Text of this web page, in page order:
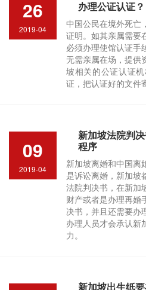
26
2019-04
办理公证认证？
中国公民在境外死亡
证明。如其亲属需要
必须办理使馆认证手
无需亲属在场，提供
坡相关的公证认证
证，把认证好的文件
09
2019-04
新加坡法院判
程序
新加坡离婚和中国离
是诉讼离婚，新加坡
法院判决书，在新加
财产或者是办理再婚
决书，并且还需要办
办理人员才会承认新
力。
新加坡出生纸